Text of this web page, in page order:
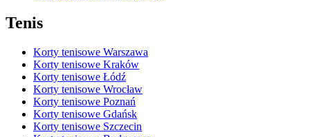
Tenis
Korty tenisowe Warszawa
Korty tenisowe Kraków
Korty tenisowe Łódź
Korty tenisowe Wrocław
Korty tenisowe Poznań
Korty tenisowe Gdańsk
Korty tenisowe Szczecin